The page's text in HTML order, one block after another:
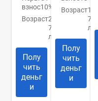
взнос10%
Возраст21-
70
лет
Полу
чить
деньг
и
Возраст18-
70
лет
Полу
чить
деньг
и